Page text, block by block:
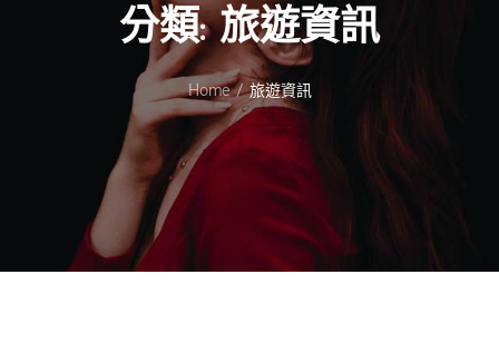
分類:旅遊資訊
Home 旅遊資訊